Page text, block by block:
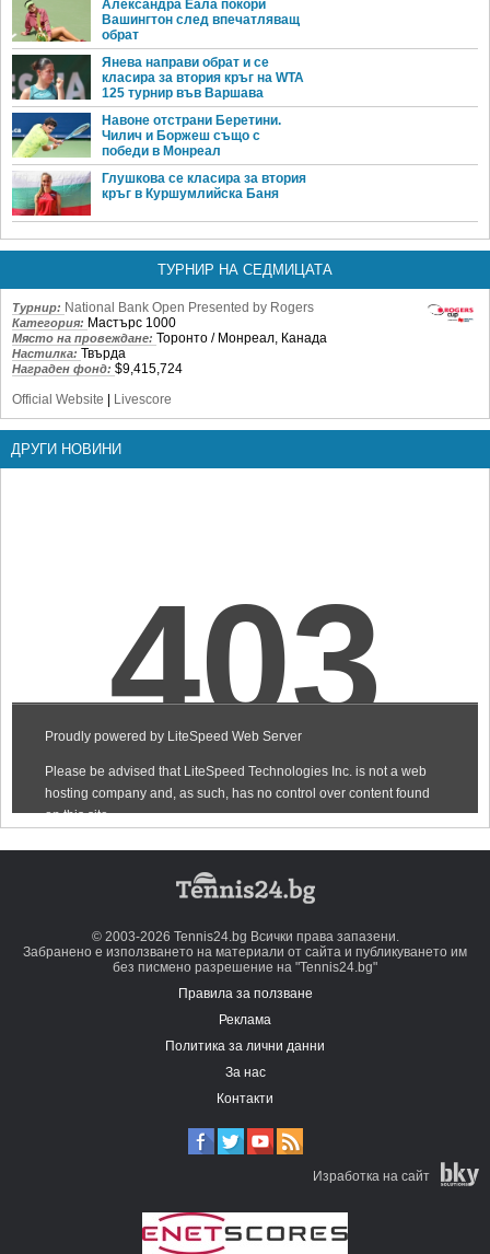
Александра Еала покори
Вашингтон след впечатляващ
обрат
Янева направи обрат и се
класира за втория кръг на WTA
125 турнир във Варшава
Навоне отстрани Беретини.
Чилич и Боржеш също с
победи в Монреал
Глушкова се класира за втория
кръг в Куршумлийска Баня
ТУРНИР НА СЕДМИЦАТА
Турнир: National Bank Open Presented by Rogers
Категория: Мастърс 1000
Място на провеждане: Торонто / Монреал, Канада
Настилка: Твърда
Награден фонд: $9,415,724
Official Website | Livescore
ДРУГИ НОВИНИ
© 2003-2026 Tennis24.bg Всички права запазени.
Забранено е използването на материали от сайта и публикуването им
без писмено разрешение на "Tennis24.bg"
Правила за ползване
Реклама
Политика за лични данни
За нас
Контакти
Изработка на сайт